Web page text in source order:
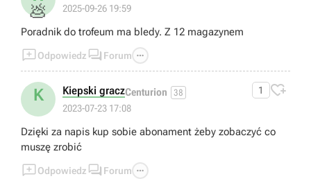
💩 2025-09-26 19:59
Poradnik do trofeum ma bledy. Z 12 magazynem
Odpowiedz  Forum 
K Kiepski graczCenturion 38
2023-07-23 17:08
1 
Dzięki za napis kup sobie abonament żeby zobaczyć co
muszę zrobić
Odpowiedz  Forum 